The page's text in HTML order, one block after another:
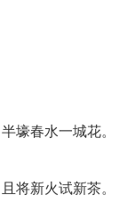
壕春水一城花。
将新火试新茶。